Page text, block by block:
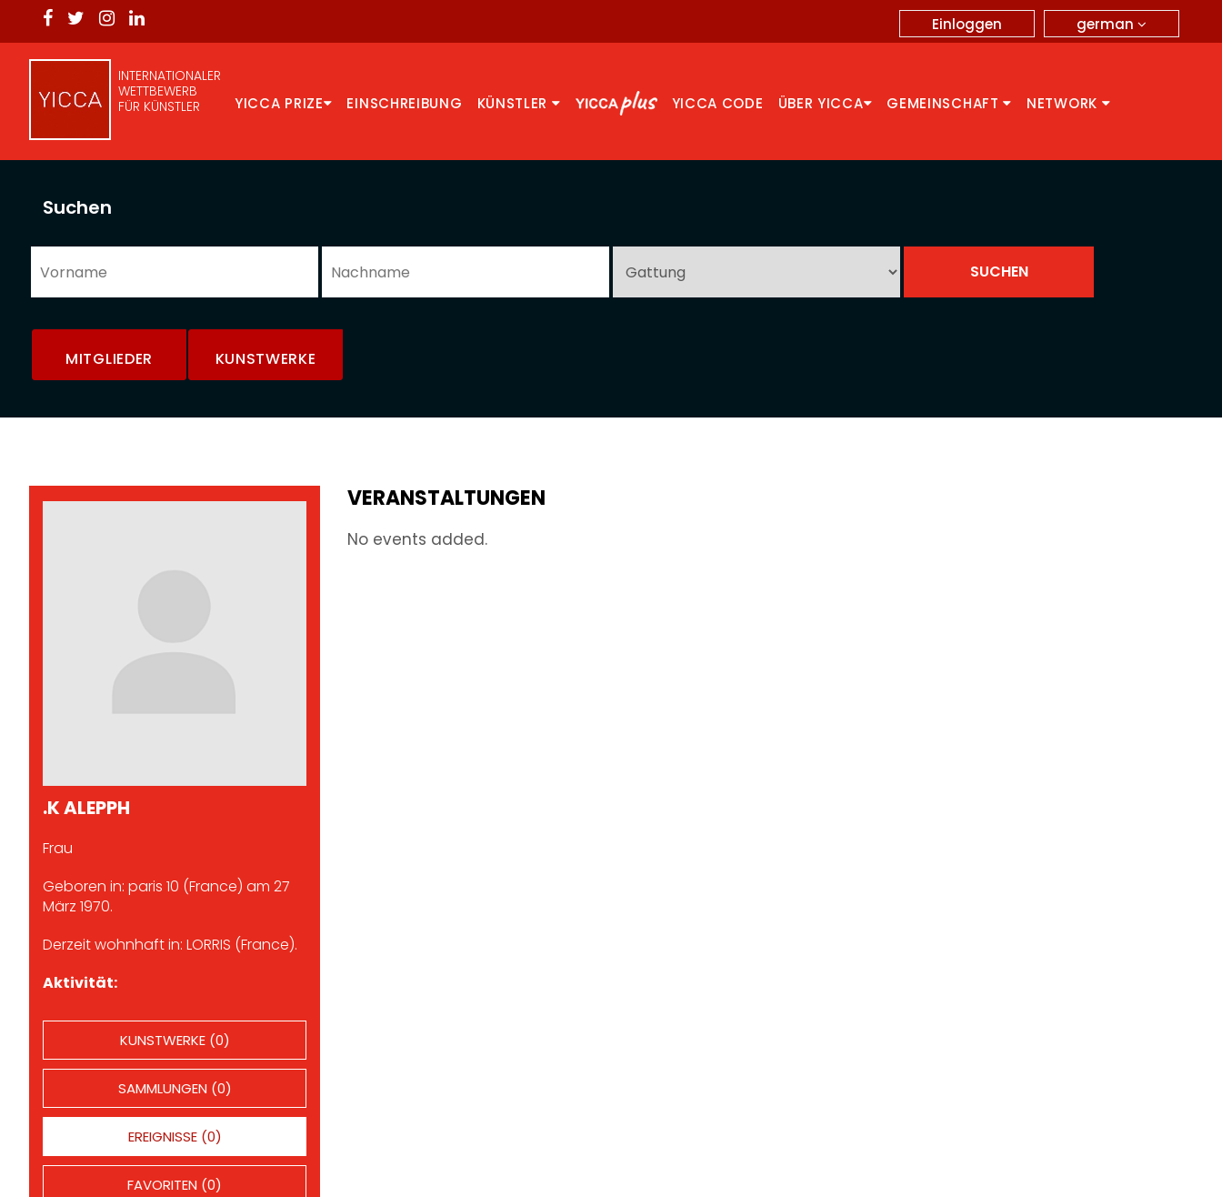
german
Einloggen
INTERNATIONALER
WETTBEWERB
FÜR KÜNSTLER
YICCA PRIZE EINSCHREIBUNG KÜNSTLER YICCA CODE ÜBER YICCA GEMEINSCHAFT NETWORK
Suchen
MITGLIEDER KUNSTWERKE
.K ALEPPH
Frau
Geboren in: paris 10 (France) am 27
März 1970.
Derzeit wohnhaft in: LORRIS (France).
Aktivität:
KUNSTWERKE (0)
SAMMLUNGEN (0)
EREIGNISSE (0)
FAVORITEN (0)
VERANSTALTUNGEN
No events added.